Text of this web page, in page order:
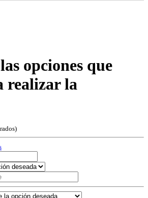
opciones que
realizar la